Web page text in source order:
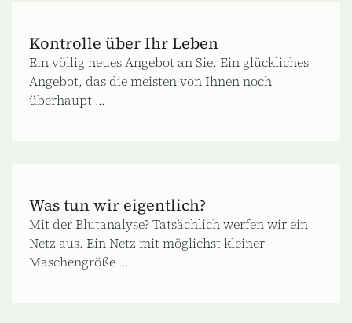
Kontrolle über Ihr Leben
Ein völlig neues Angebot an Sie. Ein glückliches
Angebot, das die meisten von Ihnen noch
überhaupt ...
Was tun wir eigentlich?
Mit der Blutanalyse? Tatsächlich werfen wir ein
Netz aus. Ein Netz mit möglichst kleiner
Maschengröße ...